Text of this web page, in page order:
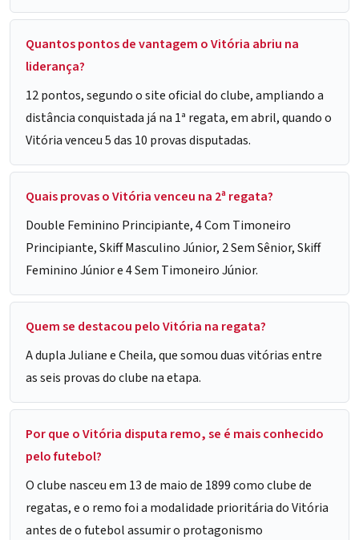
Quantos pontos de vantagem o Vitória abriu na
liderança?
12 pontos, segundo o site oficial do clube, ampliando a
distância conquistada já na 1ª regata, em abril, quando o
Vitória venceu 5 das 10 provas disputadas.
Quais provas o Vitória venceu na 2ª regata?
Double Feminino Principiante, 4 Com Timoneiro
Principiante, Skiff Masculino Júnior, 2 Sem Sênior, Skiff
Feminino Júnior e 4 Sem Timoneiro Júnior.
Quem se destacou pelo Vitória na regata?
A dupla Juliane e Cheila, que somou duas vitórias entre
as seis provas do clube na etapa.
Por que o Vitória disputa remo, se é mais conhecido
pelo futebol?
O clube nasceu em 13 de maio de 1899 como clube de
regatas, e o remo foi a modalidade prioritária do Vitória
antes de o futebol assumir o protagonismo